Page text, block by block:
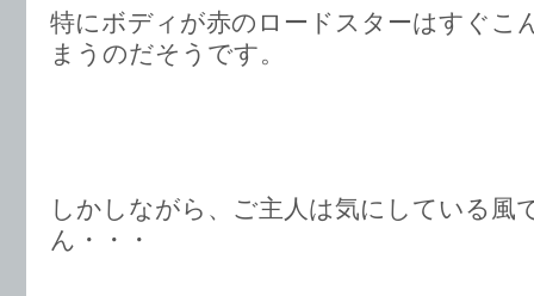
特にボディが赤のロードスターはすぐこ
まうのだそうです。
しかしながら、ご主人は気にしている風
ん・・・